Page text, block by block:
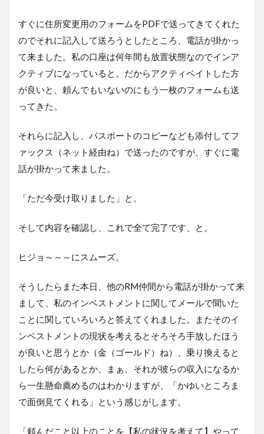
すぐに住所変更用のフォームをPDFで送ってきてくれた
のでそれに記入して送ろうとしたところ、電話が掛かっ
て来ました。私の口座は何年間も放置状態なのでインア
クティブになっていると。だからアクティベイトした方
が良いと、頼んでもいないのにもう一枚のフォームも送
ってきた。
それらに記入し、パスポートのコピーなども添付してフ
ァックス（ネット経由ね）で送ったのですが、すぐに電
話が掛かって来ました。
「ただ今受け取りました」と。
そして内容を確認し、これで全て完了です、と。
ヒジョ～～～にスムーズ。
そうしたらまた本日、他のRM仲間から電話が掛かって来
まして、私のインベストメントに関してメールで聞いた
ことに関していろいろと答えてくれました。またそのイ
ンベストメントの現状を考えるとそろそろ手放したほう
が良いと思うとか（金（ゴールド）ね）、乗り換えると
したら何があるとか、まぁ、それが彼らの収入になるか
ら一生懸命薦めるのはわかりますが、「かゆいところま
で面倒見てくれる」という感じがします。
「頼んだこと以上のことを【私の状況を考えて】やって